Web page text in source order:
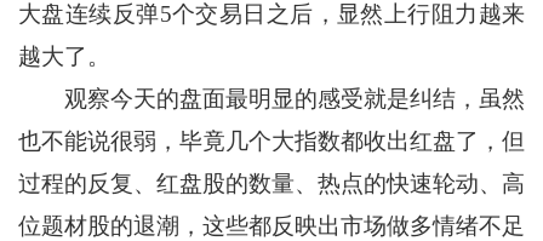
大盘连续反弹5个交易日之后，显然上行阻力越来
越大了。
观察今天的盘面最明显的感受就是纠结，虽然
也不能说很弱，毕竟几个大指数都收出红盘了，但
过程的反复、红盘股的数量、热点的快速轮动、高
位题材股的退潮，这些都反映出市场做多情绪不足